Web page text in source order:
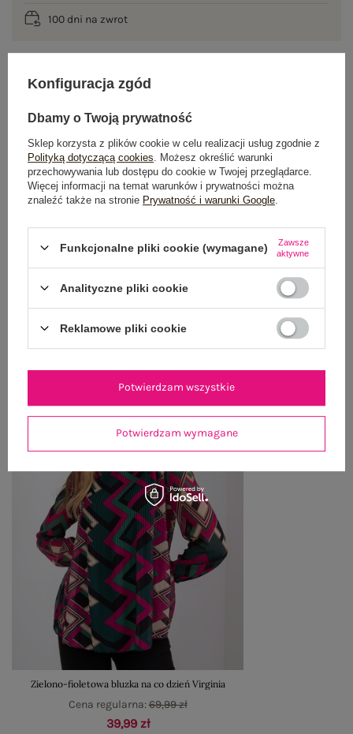
100 dni na zwrot
OPIS PRODUKTU
GŁÓWNE PARAMETRY
OPINIE O PRODUKCIE (0)
WYSYŁKA I DOSTAWA
OSTATNIO OGLĄDANE
Zobacz wszystko
Zielono-fioletowa bluzka na co dzień Virginia
39,99 zł
Cena regularna:69,99 zł
Konfiguracja zgód
Dbamy o Twoją prywatność
Sklep korzysta z plików cookie w celu realizacji usług zgodnie z
Polityką dotyczącą cookies . Możesz określić warunki
przechowywania lub dostępu do cookie w Twojej przeglądarce.
Więcej informacji na temat warunków i prywatności można
znaleźć także na stronie Prywatność i warunki Google
Funkcjonalne pliki cookie (wymagane)
Zawsze
aktywne
Analityczne pliki cookie
Reklamowe pliki cookie
Potwierdzam wymagane
Potwierdzam wszystkie